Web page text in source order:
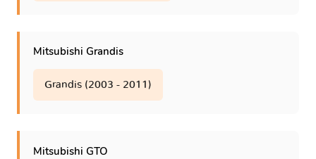
Mitsubishi Grandis
Grandis (2003 - 2011)
Mitsubishi GTO